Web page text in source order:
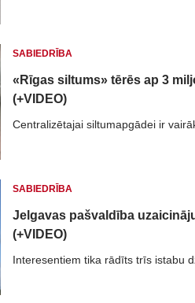
SABIEDRĪBA
«Rīgas siltums» tērēs ap 3
(+VIDEO)
Centralizētajai siltumapgādei ir
SABIEDRĪBA
Jelgavas pašvaldība
(+VIDEO)
Interesentiem tika rādīts trīs istabu